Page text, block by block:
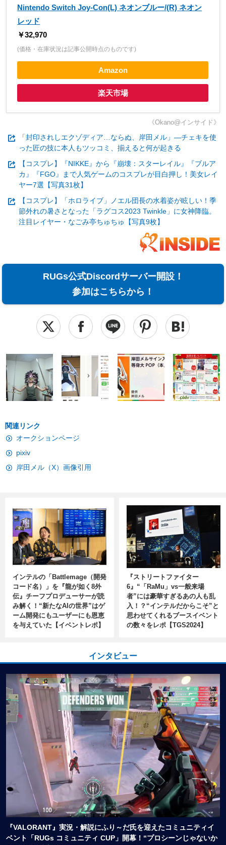
Nintendo Switch Joy-Con(L) ネオンブルー/(R) ネオン
レッド
￥32,970
(価格・在庫状況は記事公開時点のものです)
Amazon
楽天市場
《Okano@インサイド》
「封印されしエクゾディア…ならぬ、岸田メル」―チェキを使
った匠の技に本人もツッコミ、揃えると何が起きる
【コスプレ】『NIKKE』から『崩壊：スターレイル』『ブルア
カ』『FGO』まで人気ゲームのコスプレが目白押し！美女レイ
ヤー7選【写真31枚】
【コスプレ】「ホロライブ」ノエル団長の水着姿が眩しい！季
節外れの暑さとなった「ラグコス2023 Twinkle」に女神降臨。
注目レイヤー・なごみ亭ちゅちゅ【写真9枚】
RUGs公式Discordサーバー開設！
参加はこちらから！
関連リンク
オークションページ
pixiv
岸田メル（X）画像引用
インテルの「Battlemage（開発
コード名）」を『龍が如く8外
伝』チーフプロデューサーが読
み解く！“新たなAIの世界”はゲ
ーム開発にもユーザーにも恩恵
を与えていた【イベントレポ】
『ストリートファイター
6』“「RaMu」vs一般来場
者”には豪華すぎるあの人も乱
入！？“インテルだからこそ”と
思わせてくれるブースイベント
の数々をレポ【TGS2024】
インタビュー
『VALORANT』実況・解説にふり～だ氏を迎えたコミュニティイ
ベント「RUGs コミュニティ CUP」開幕！“プロシーンじゃないか